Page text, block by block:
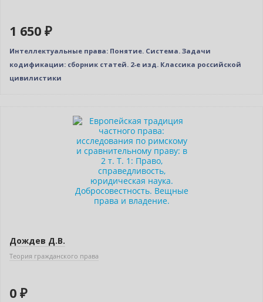
1 650 ₽
Интеллектуальные права: Понятие. Система. Задачи
кодификации: сборник статей. 2-е изд. Классика российской
цивилистики
Дождев Д.В.
Теория гражданского права
0 ₽